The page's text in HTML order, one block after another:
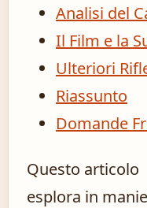
Analisi del
Il Film e la
Ulteriori
Riassunto
Domande
Questo articolo
esplora in